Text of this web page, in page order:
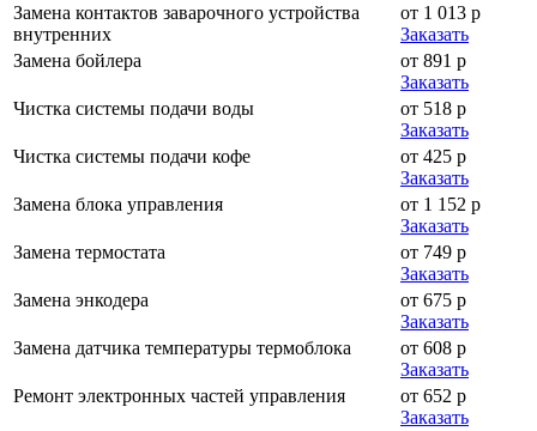
Замена контактов заварочного устройства
внутренних
от 1 013 р
Заказать
Замена бойлера
от 891 р
Заказать
Чистка системы подачи воды
от 518 р
Заказать
Чистка системы подачи кофе
от 425 р
Заказать
Замена блока управления
от 1 152 р
Заказать
Замена термостата
от 749 р
Заказать
Замена энкодера
от 675 р
Заказать
Замена датчика температуры термоблока
от 608 р
Заказать
Ремонт электронных частей управления
от 652 р
Заказать